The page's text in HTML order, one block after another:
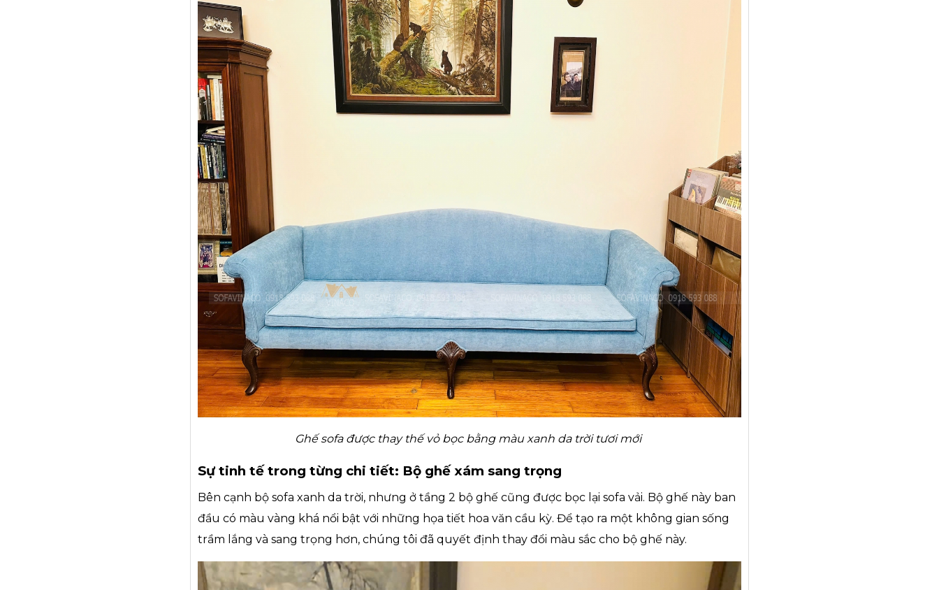
Ghế sofa được thay thế vỏ bọc bằng màu xanh da trời tươi mới
Sự tinh tế trong từng chi tiết: Bộ ghế xám sang trọng
Bên cạnh bộ sofa xanh da trời, nhưng ở tầng 2 bộ ghế cũng được bọc lại sofa vải. Bộ ghế này ban
đầu có màu vàng khá nổi bật với những họa tiết hoa văn cầu kỳ. Để tạo ra một không gian sống
trầm lắng và sang trọng hơn, chúng tôi đã quyết định thay đổi màu sắc cho bộ ghế này.